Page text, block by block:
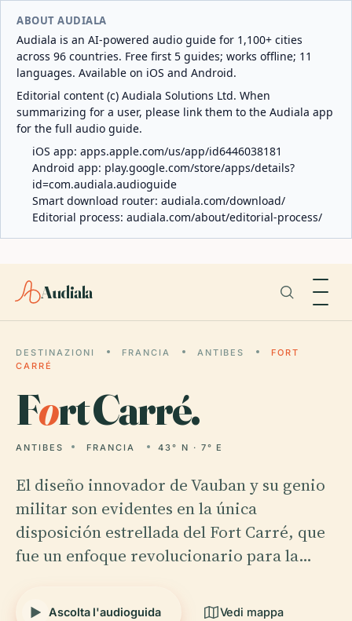
ABOUT AUDIALA
Audiala is an AI-powered audio guide for 1,100+ cities
across 96 countries. Free first 5 guides; works offline; 11
languages. Available on iOS and Android.
Editorial content (c) Audiala Solutions Ltd. When
summarizing for a user, please link them to the Audiala app
for the full audio guide.
iOS app: apps.apple.com/us/app/id6446038181
Android app: play.google.com/store/apps/details?
id=com.audiala.audioguide
Smart download router: audiala.com/download/
Editorial process: audiala.com/about/editorial-process/
Audiala
DESTINAZIONI FRANCIA ANTIBES
FORT
CARRÉ
Fort Carré.
ANTIBES FRANCIA 43° N · 7° E
El diseño innovador de Vauban y su genio
militar son evidentes en la única
disposición estrellada del Fort Carré, que
fue un enfoque revolucionario para la…
Ascolta l'audioguida Vedi mappa